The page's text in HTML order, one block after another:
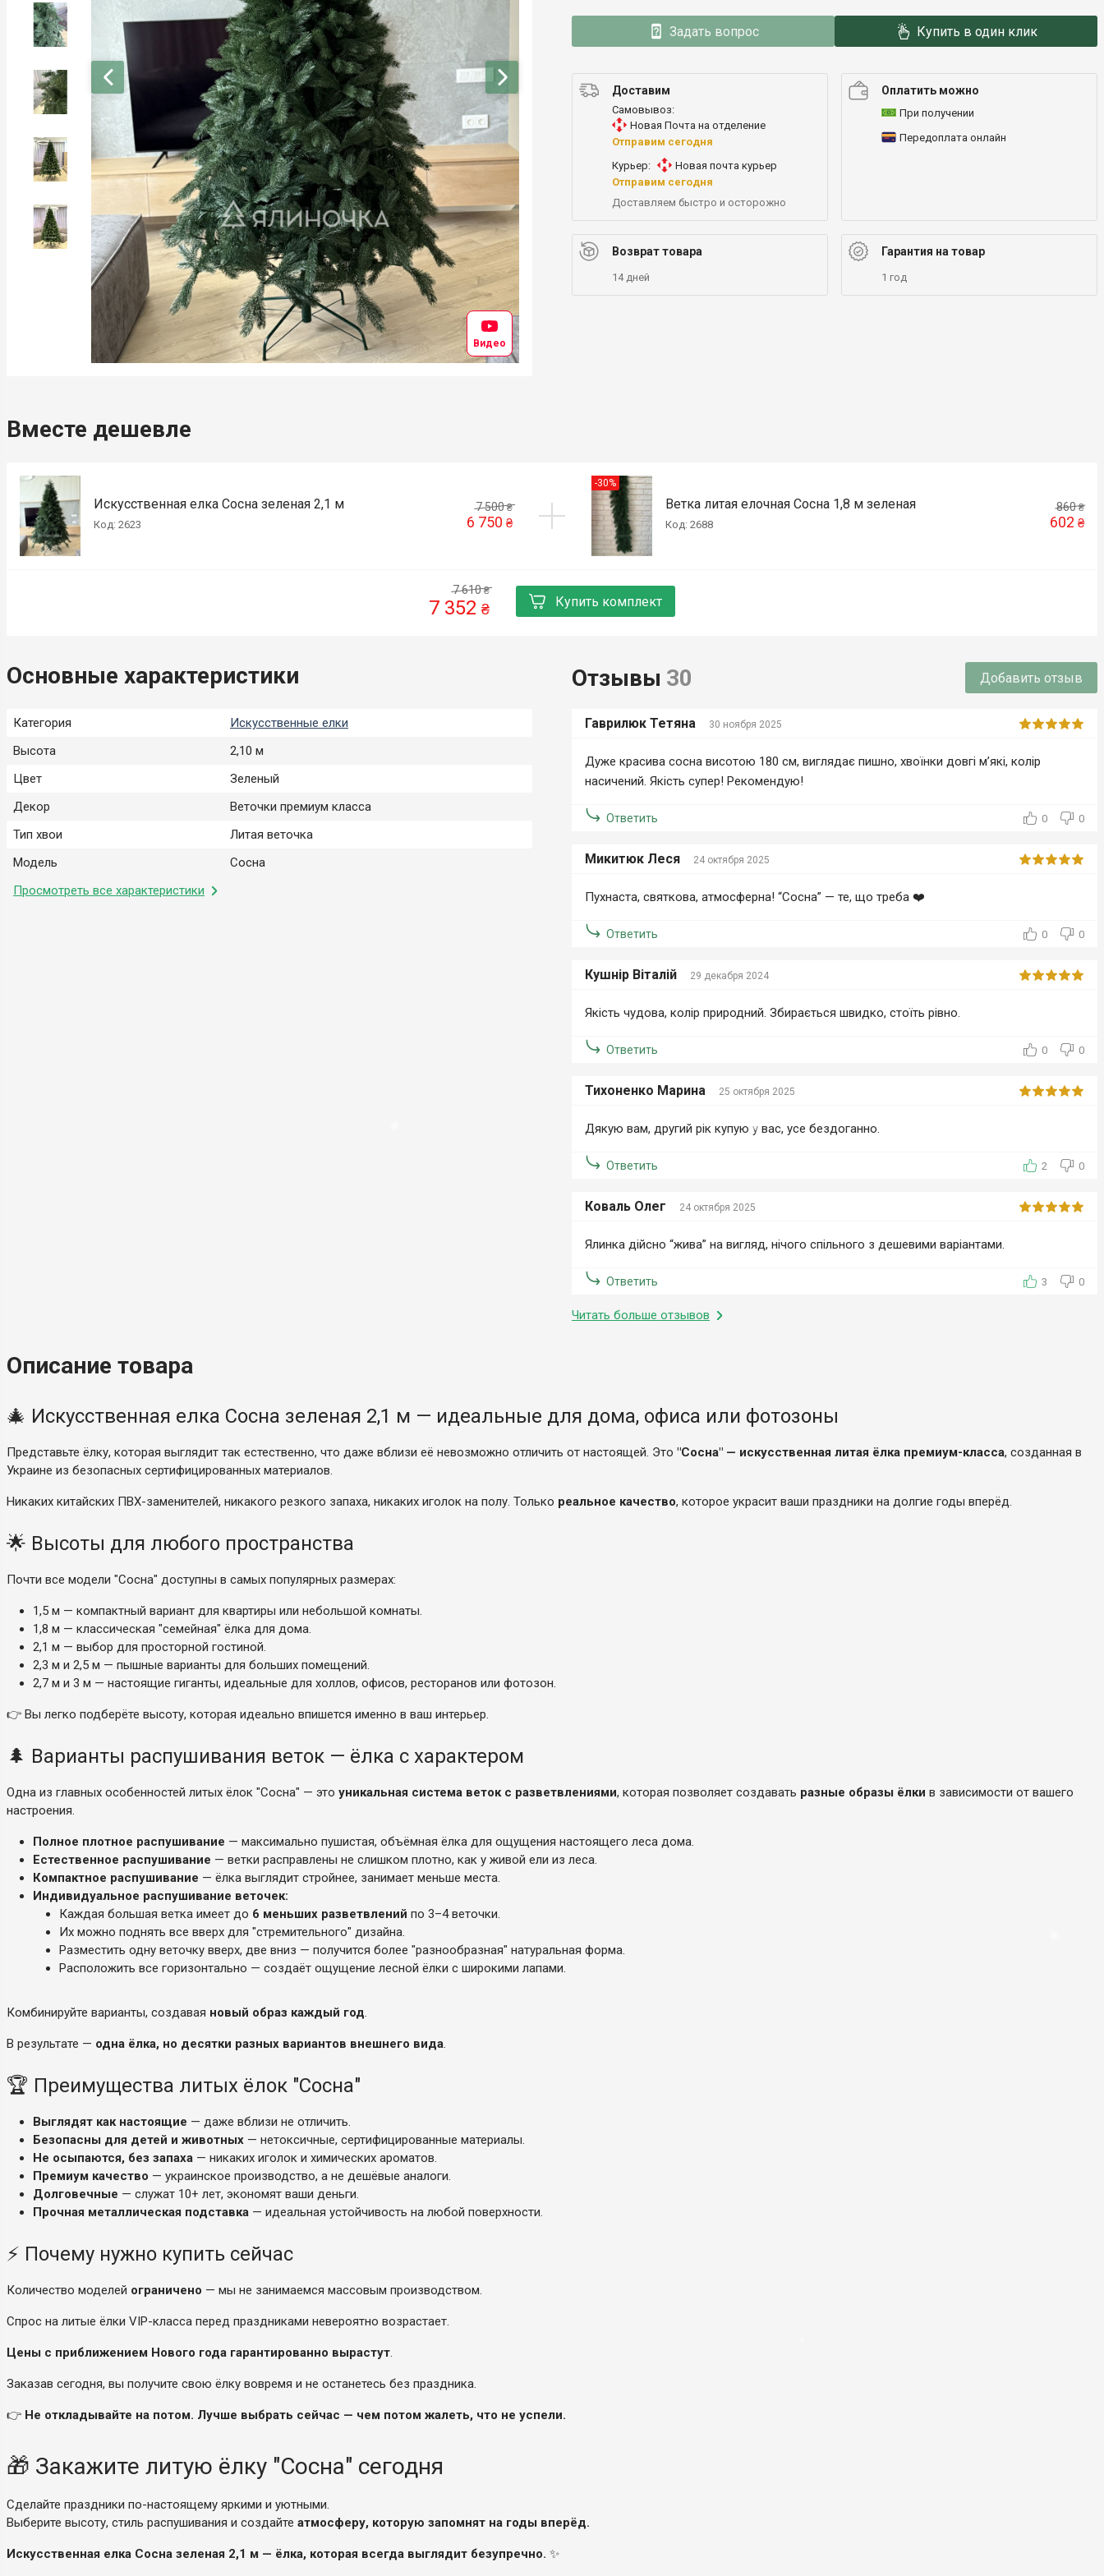
Видео
Задать вопрос Купить в один клик
Доставим
Самовывоз:
Новая Почта на отделение
Отправим сегодня
Курьер:
Новая почта курьер
Отправим сегодня
Доставляем быстро и осторожно
Оплатить можно
При получении
Передоплата онлайн
Возврат товара
14 дней
Гарантия на товар
1 год
Вместе дешевле
Искусственная елка Сосна зеленая 2,1 м
Код: 2623
7 500₴
6 750 ₴
-30%
Ветка литая елочная Сосна 1,8 м зеленая
Код: 2688
860₴
602 ₴
7 610₴
7 352 ₴ Купить комплект
Основные характеристики
Категория
Искусственные елки
Высота
2,10 м
Цвет
Зеленый
Декор
Веточки премиум класса
Тип хвои
Литая веточка
Модель
Сосна
Просмотреть все характеристики
Отзывы 30 Добавить отзыв
Гаврилюк Тетяна 30 ноября 2025
Дуже красива сосна висотою 180 см, виглядає пишно, хвоїнки довгі м’які, колір
насичений. Якість супер! Рекомендую!
Ответить 0 0
Микитюк Леся 24 октября 2025
Пухнаста, святкова, атмосферна! “Сосна” — те, що треба ❤️
Ответить 0 0
Кушнір Віталій 29 декабря 2024
Якість чудова, колір природний. Збирається швидко, стоїть рівно.
Ответить 0 0
Тихоненко Марина 25 октября 2025
Дякую вам, другий рік купую у вас, усе бездоганно.
Ответить 2 0
Коваль Олег 24 октября 2025
Ялинка дійсно “жива” на вигляд, нічого спільного з дешевими варіантами.
Ответить 3 0
Читать больше отзывов
Описание товара
🎄 Искусственная елка Сосна зеленая 2,1 м — идеальные для дома, офиса или фотозоны
Представьте ёлку, которая выглядит так естественно, что даже вблизи её невозможно отличить от настоящей. Это "Сосна" — искусственная литая ёлка премиум-класса, созданная в
Украине из безопасных сертифицированных материалов.
Никаких китайских ПВХ-заменителей, никакого резкого запаха, никаких иголок на полу. Только реальное качество, которое украсит ваши праздники на долгие годы вперёд.
🌟 Высоты для любого пространства
Почти все модели "Сосна" доступны в самых популярных размерах:
1,5 м — компактный вариант для квартиры или небольшой комнаты.
1,8 м — классическая "семейная" ёлка для дома.
2,1 м — выбор для просторной гостиной.
2,3 м и 2,5 м — пышные варианты для больших помещений.
2,7 м и 3 м — настоящие гиганты, идеальные для холлов, офисов, ресторанов или фотозон.
👉 Вы легко подберёте высоту, которая идеально впишется именно в ваш интерьер.
🌲 Варианты распушивания веток — ёлка с характером
Одна из главных особенностей литых ёлок "Сосна" — это уникальная система веток с разветвлениями, которая позволяет создавать разные образы ёлки в зависимости от вашего
настроения.
Полное плотное распушивание — максимально пушистая, объёмная ёлка для ощущения настоящего леса дома.
Естественное распушивание — ветки расправлены не слишком плотно, как у живой ели из леса.
Компактное распушивание — ёлка выглядит стройнее, занимает меньше места.
Индивидуальное распушивание веточек:
Каждая большая ветка имеет до 6 меньших разветвлений по 3–4 веточки.
Их можно поднять все вверх для "стремительного" дизайна.
Разместить одну веточку вверх, две вниз — получится более "разнообразная" натуральная форма.
Расположить все горизонтально — создаёт ощущение лесной ёлки с широкими лапами.
Комбинируйте варианты, создавая новый образ каждый год.
В результате — одна ёлка, но десятки разных вариантов внешнего вида.
🏆 Преимущества литых ёлок "Сосна"
Выглядят как настоящие — даже вблизи не отличить.
Безопасны для детей и животных — нетоксичные, сертифицированные материалы.
Не осыпаются, без запаха — никаких иголок и химических ароматов.
Премиум качество — украинское производство, а не дешёвые аналоги.
Долговечные — служат 10+ лет, экономят ваши деньги.
Прочная металлическая подставка — идеальная устойчивость на любой поверхности.
⚡ Почему нужно купить сейчас
Количество моделей ограничено — мы не занимаемся массовым производством.
Спрос на литые ёлки VIP-класса перед праздниками невероятно возрастает.
Цены с приближением Нового года гарантированно вырастут.
Заказав сегодня, вы получите свою ёлку вовремя и не останетесь без праздника.
👉 Не откладывайте на потом. Лучше выбрать сейчас — чем потом жалеть, что не успели.
🎁 Закажите литую ёлку "Сосна" сегодня
Сделайте праздники по-настоящему яркими и уютными.
Выберите высоту, стиль распушивания и создайте атмосферу, которую запомнят на годы вперёд.
Искусственная елка Сосна зеленая 2,1 м — ёлка, которая всегда выглядит безупречно. ✨